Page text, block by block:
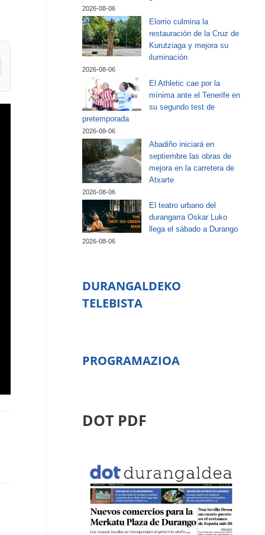
2026-08-06
Elorrio culmina la
restauración de la Cruz de
Kurutziaga y mejora su
iluminación
2026-08-06
El Athletic cae por la
mínima ante el Tenerife en
su segundo test de
pretemporada
2026-08-06
Abadiño iniciará en
septiembre las obras de
mejora en la carretera de
Atxarte
2026-08-06
El teatro urbano del
durangarra Oskar Luko
llega el sábado a Durango
2026-08-06
DURANGALDEKO
TELEBISTA
PROGRAMAZIOA
DOT PDF